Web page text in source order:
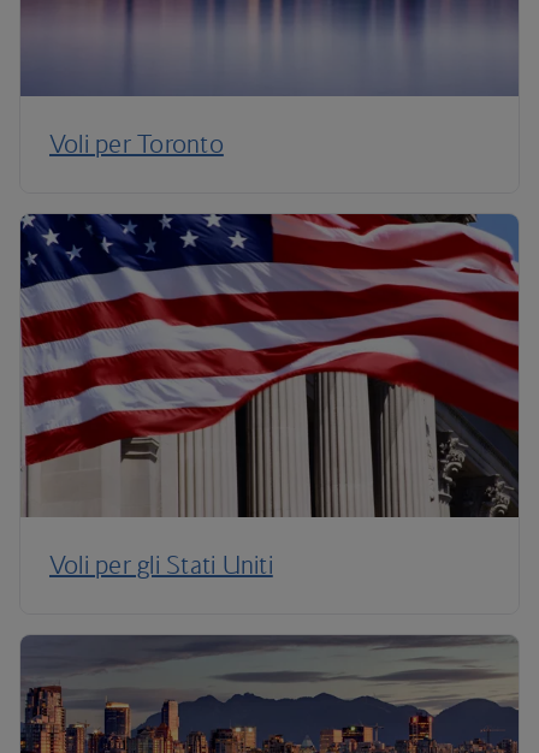
Voli per Toronto
Voli per gli Stati Uniti